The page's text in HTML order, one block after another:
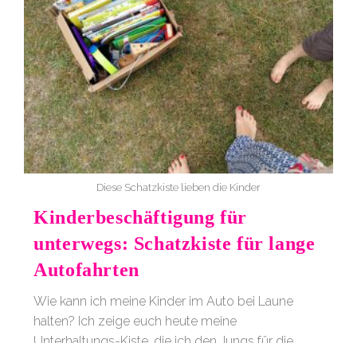
Diese Schatzkiste lieben die Kinder
Kinderbeschäftigung für
unterwegs: Schatzkiste für lange
Autofahrten
Wie kann ich meine Kinder im Auto bei Laune
halten? Ich zeige euch heute meine